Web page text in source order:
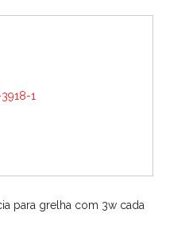
para grelha com 3w cada